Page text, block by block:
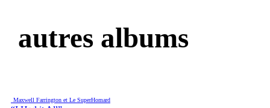
autres albums
Maxwell Farrington et Le SuperHomard